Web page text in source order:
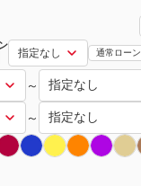
通常ローン
～
～